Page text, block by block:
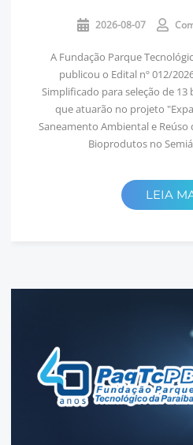
2026-08-07
A Fundação Parque
publicou o Edital nº 012/
Simplificado para seleção de
que atuarão no projeto
Saneamento Ambiental e Reúso
Bioprodutos no
LEIA